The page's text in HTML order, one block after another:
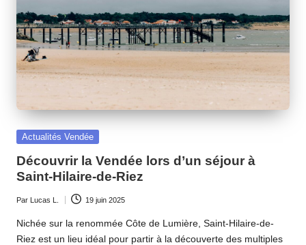
Posted
Actualités Vendée
Découvrir la Vendée lors d’un séjour à
Saint-Hilaire-de-Riez
par
Par Lucas L. 19 juin 2025
Nichée sur la renommée Côte de Lumière, Saint-Hilaire-de-
Riez est un lieu idéal pour partir à la découverte des multiples